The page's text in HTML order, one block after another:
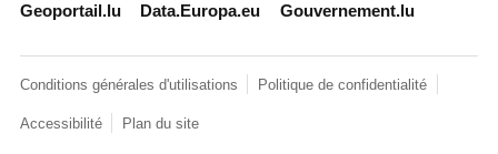
Geoportail.lu Data.Europa.eu Gouvernement.lu
Conditions générales d'utilisations Politique de confidentialité
Accessibilité Plan du site